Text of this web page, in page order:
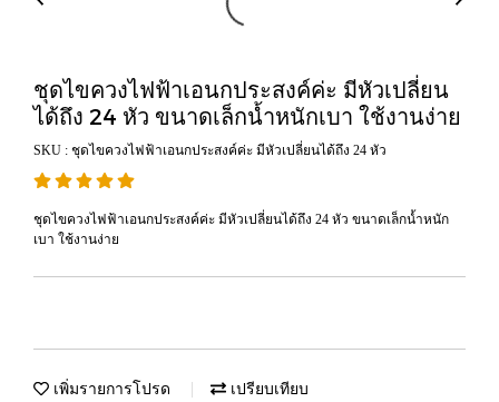
ชุดไขควงไฟฟ้าเอนกประสงค์ค่ะ มีหัวเปลี่ยน
ได้ถึง 24 หัว ขนาดเล็กน้ำหนักเบา ใช้งานง่าย
SKU : ชุดไขควงไฟฟ้าเอนกประสงค์ค่ะ มีหัวเปลี่ยนได้ถึง 24 หัว
ชุดไขควงไฟฟ้าเอนกประสงค์ค่ะ มีหัวเปลี่ยนได้ถึง 24 หัว ขนาดเล็กน้ำหนัก
เบา ใช้งานง่าย
เพิ่มรายการโปรด เปรียบเทียบ